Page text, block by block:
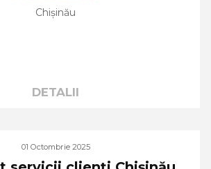
Chișinău
DETALII
01 Octombrie 2025